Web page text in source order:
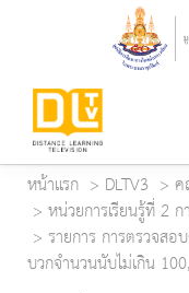
หน้าแรก DLTV3
หน่วยการเรียนรู้ที่ 2
รายการ การตรวจส
บวกจำนวนนับไม่เกิน